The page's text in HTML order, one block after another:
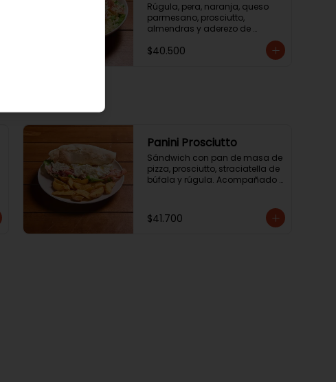
Rúgula, pera, naranja, queso
parmesano, prosciutto,
almendras y aderezo de
$40.500
Panini Prosciutto
Sándwich con pan de masa de
pizza, prosciutto, straciatella de
búfala y rúgula. Acompañado
$41.700